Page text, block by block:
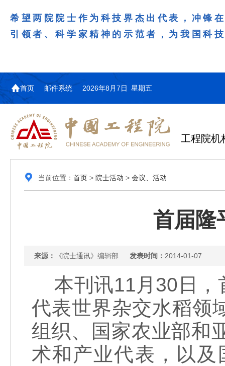
希望两院院士作为科技界杰出代表，冲锋
引领者、科学家精神的示范者，为我国科
首页 邮件系统 2026年8月7日 星期五
工程院机
当前位置： 首页> 院士活动 > 会议、活动
首届隆
来源： 《院士通讯》编辑部 发表时间： 2014-01-07
本刊讯11月30日，
代表世界杂交水稻领
组织、国家农业部和
术和产业代表，以